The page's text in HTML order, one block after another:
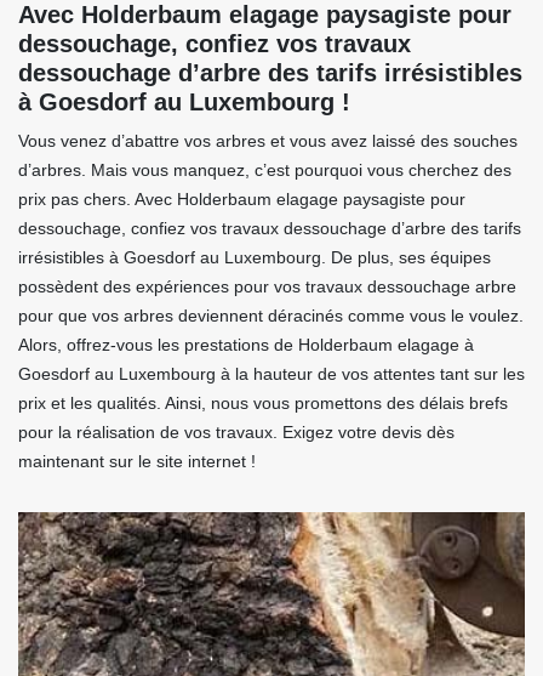
Avec Holderbaum elagage paysagiste pour
dessouchage, confiez vos travaux
dessouchage d’arbre des tarifs irrésistibles
à Goesdorf au Luxembourg !
Vous venez d’abattre vos arbres et vous avez laissé des souches
d’arbres. Mais vous manquez, c’est pourquoi vous cherchez des
prix pas chers. Avec Holderbaum elagage paysagiste pour
dessouchage, confiez vos travaux dessouchage d’arbre des tarifs
irrésistibles à Goesdorf au Luxembourg. De plus, ses équipes
possèdent des expériences pour vos travaux dessouchage arbre
pour que vos arbres deviennent déracinés comme vous le voulez.
Alors, offrez-vous les prestations de Holderbaum elagage à
Goesdorf au Luxembourg à la hauteur de vos attentes tant sur les
prix et les qualités. Ainsi, nous vous promettons des délais brefs
pour la réalisation de vos travaux. Exigez votre devis dès
maintenant sur le site internet !